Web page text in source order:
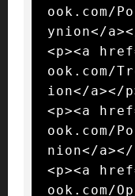
ook.com/
ynion</
<p><a
ook.com/
ion</a></
<p><a
ook.com/
nion</a></
<p><a
ook.com/